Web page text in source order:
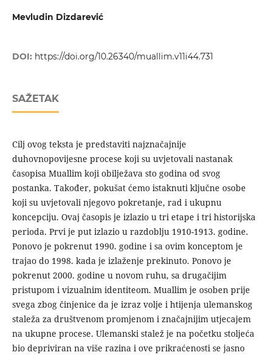
Mevludin Dizdarević
DOI: https://doi.org/10.26340/muallim.v11i44.731
SAŽETAK
Cilj ovog teksta je predstaviti najznačajnije
duhovnopovijesne procese koji su uvjetovali nastanak
časopisa Muallim koji obilježava sto godina od svog
postanka. Također, pokušat ćemo istaknuti ključne osobe
koji su uvjetovali njegovo pokretanje, rad i ukupnu
koncepciju. Ovaj časopis je izlazio u tri etape i tri historijska
perioda. Prvi je put izlazio u razdoblju 1910-1913. godine.
Ponovo je pokrenut 1990. godine i sa ovim konceptom je
trajao do 1998. kada je izlaženje prekinuto. Ponovo je
pokrenut 2000. godine u novom ruhu, sa drugačijim
pristupom i vizualnim identiteom. Muallim je osoben prije
svega zbog činjenice da je izraz volje i htijenja ulemanskog
staleža za društvenom promjenom i značajnijim utjecajem
na ukupne procese. Ulemanski stalež je na početku stoljeća
bio depriviran na više razina i ove prikraćenosti se jasno